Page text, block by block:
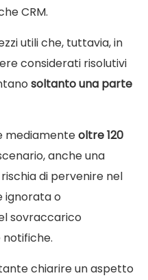
CRM.
utili che, tuttavia, in
considerati risolutivi
soltanto una parte
mediamenteoltre 120
anche una
di pervenire nel
ignorata o
sovraccarico
notifiche.
chiarire un aspetto